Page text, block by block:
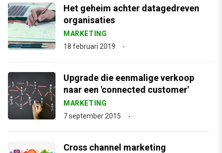
Het geheim achter datagedreven
organisaties
MARKETING
18 februari 2019
Upgrade die eenmalige verkoop
naar een 'connected customer'
MARKETING
7 september 2015
Cross channel marketing